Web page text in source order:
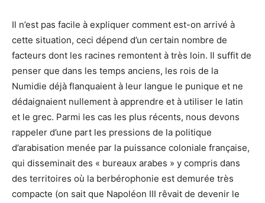
Il n’est pas facile à expliquer comment est-on arrivé à
cette situation, ceci dépend d’un certain nombre de
facteurs dont les racines remontent à très loin. Il suffit de
penser que dans les temps anciens, les rois de la
Numidie déjà flanquaient à leur langue le punique et ne
dédaignaient nullement à apprendre et à utiliser le latin
et le grec. Parmi les cas les plus récents, nous devons
rappeler d’une part les pressions de la politique
d’arabisation menée par la puissance coloniale française,
qui disseminait des « bureaux arabes » y compris dans
des territoires où la berbérophonie est demurée très
compacte (on sait que Napoléon III rêvait de devenir le